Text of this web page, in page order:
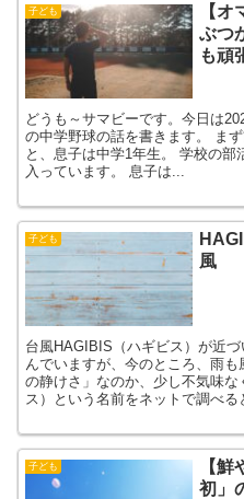
子ども
【
ぶつ
も頑
どうも～サマビーです。今日は
の中学野球の話を書きます。 ま
と、息子は中学1年生。 学校の部
入っています。 息子は...
子ども
風
台風HAGIBIS（ハギビス）が近
んでいますが、今のところ、雨
の静けさ」なのか、少し不気味
ス）という名前をネットで調べる
子ども
【
初」